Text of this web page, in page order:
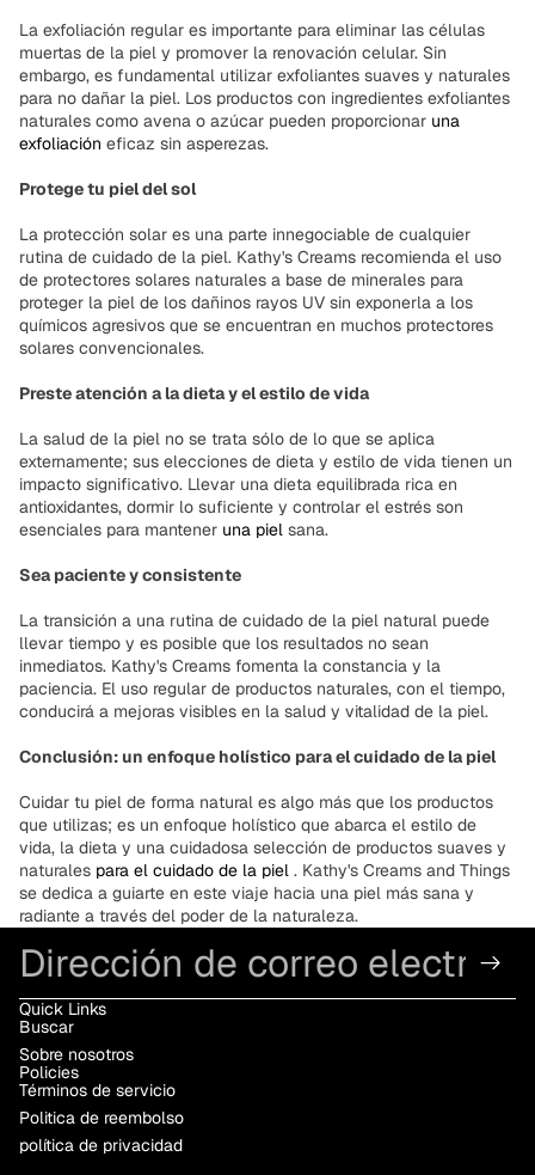
La exfoliación regular es importante para eliminar las células
muertas de la piel y promover la renovación celular. Sin
embargo, es fundamental utilizar exfoliantes suaves y naturales
para no dañar la piel. Los productos con ingredientes exfoliantes
naturales como avena o azúcar pueden proporcionar una
exfoliación eficaz sin asperezas.
Protege tu piel del sol
La protección solar es una parte innegociable de cualquier
rutina de cuidado de la piel. Kathy's Creams recomienda el uso
de protectores solares naturales a base de minerales para
proteger la piel de los dañinos rayos UV sin exponerla a los
químicos agresivos que se encuentran en muchos protectores
solares convencionales.
Preste atención a la dieta y el estilo de vida
La salud de la piel no se trata sólo de lo que se aplica
externamente; sus elecciones de dieta y estilo de vida tienen un
impacto significativo. Llevar una dieta equilibrada rica en
antioxidantes, dormir lo suficiente y controlar el estrés son
esenciales para mantener una piel sana.
Sea paciente y consistente
La transición a una rutina de cuidado de la piel natural puede
llevar tiempo y es posible que los resultados no sean
inmediatos. Kathy's Creams fomenta la constancia y la
paciencia. El uso regular de productos naturales, con el tiempo,
conducirá a mejoras visibles en la salud y vitalidad de la piel.
Conclusión: un enfoque holístico para el cuidado de la piel
Cuidar tu piel de forma natural es algo más que los productos
que utilizas; es un enfoque holístico que abarca el estilo de
vida, la dieta y una cuidadosa selección de productos suaves y
naturales para el cuidado de la piel . Kathy's Creams and Things
se dedica a guiarte en este viaje hacia una piel más sana y
radiante a través del poder de la naturaleza.
Quick Links
Buscar
Sobre nosotros
Policies
Términos de servicio
Politica de reembolso
política de privacidad